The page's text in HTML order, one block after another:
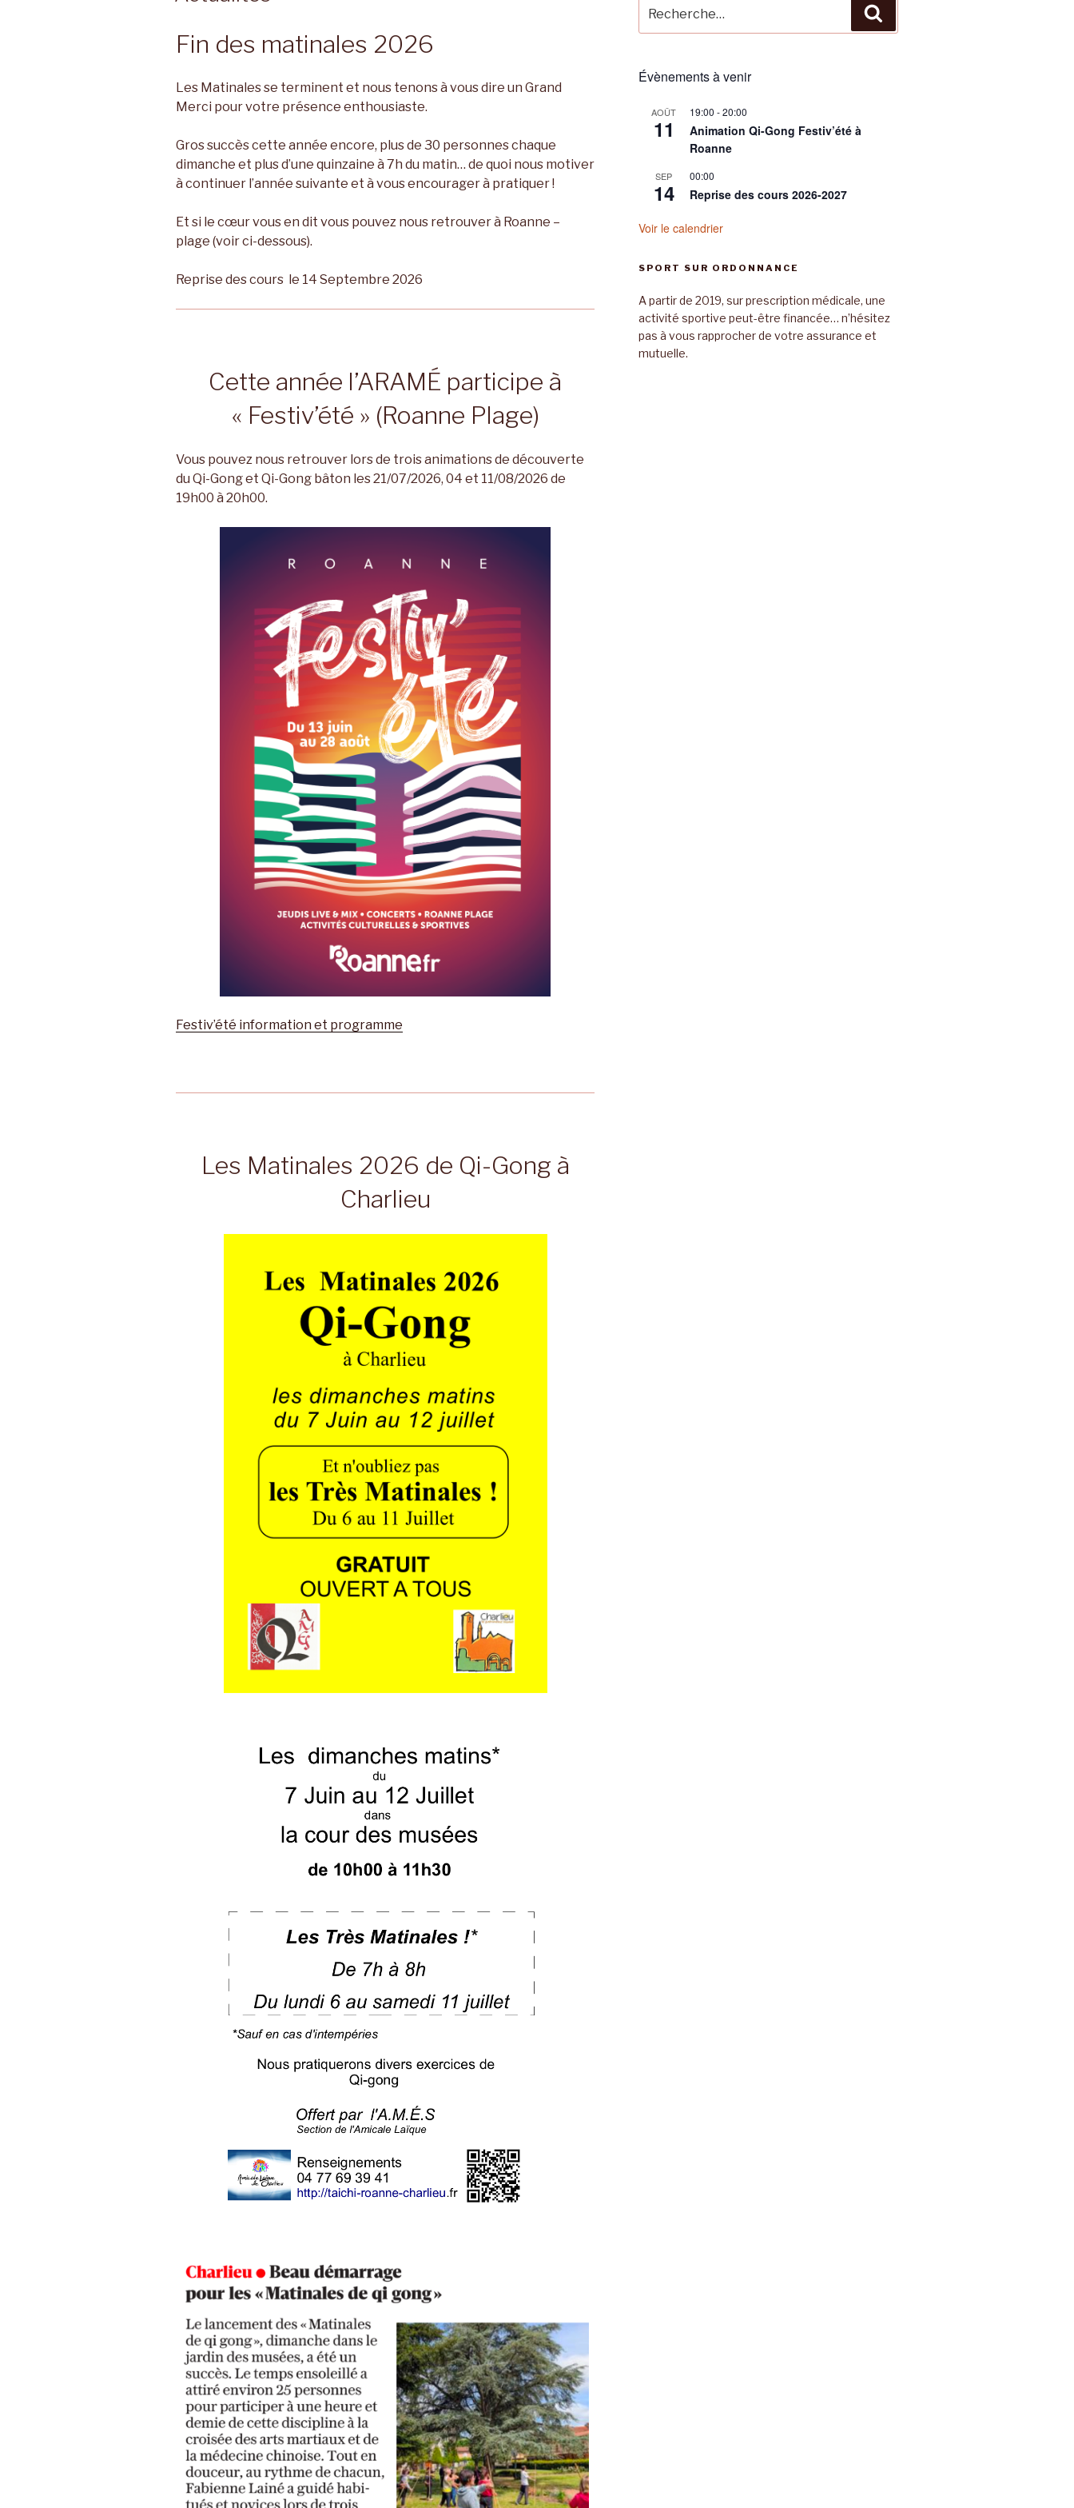
Fin des matinales 2026
Les Matinales se terminent et nous tenons à vous dire un Grand
Merci pour votre présence enthousiaste.
Gros succès cette année encore, plus de 30 personnes chaque
dimanche et plus d’une quinzaine à 7h du matin… de quoi nous motiver
à continuer l’année suivante et à vous encourager à pratiquer !
Et si le cœur vous en dit vous pouvez nous retrouver à Roanne –
plage (voir ci-dessous).
Reprise des cours le 14 Septembre 2026
Cette année l’ARAMÉ participe à
« Festiv’été » (Roanne Plage)
Vous pouvez nous retrouver lors de trois animations de découverte
du Qi-Gong et Qi-Gong bâton les 21/07/2026, 04 et 11/08/2026 de
19h00 à 20h00.
Festiv’été information et programme
Les Matinales 2026 de Qi-Gong à
Charlieu
pour
:
Évènements à venir
AOÛT
11
19:00 -20:00
Animation Qi-Gong Festiv’été à
Roanne
SEP
14
00:00
Reprise des cours 2026-2027
Voir le calendrier
SPORT SUR ORDONNANCE
A partir de 2019, sur prescription médicale, une
activité sportive peut-être financée… n’hésitez
pas à vous rapprocher de votre assurance et
mutuelle.